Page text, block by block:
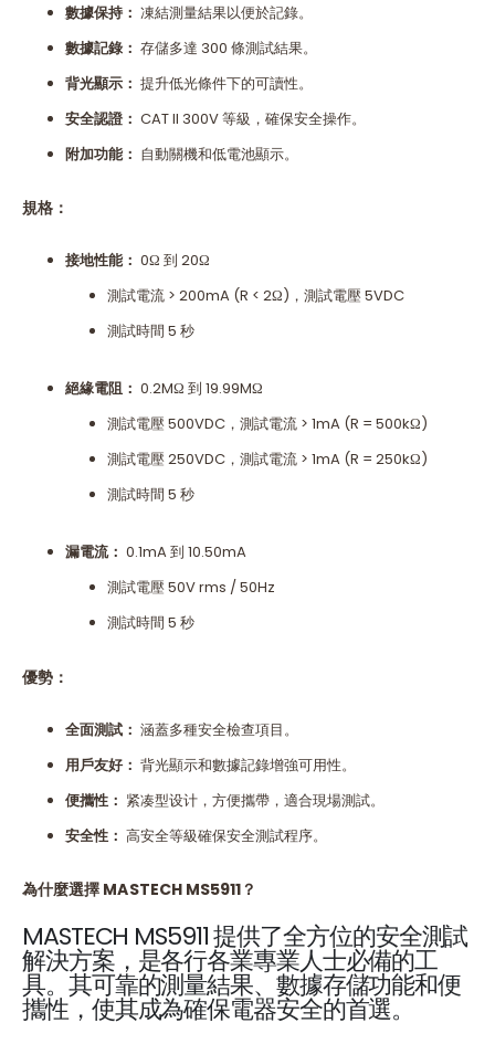
數據保持： 凍結測量結果以便於記錄。
數據記錄： 存儲多達 300 條測試結果。
背光顯示： 提升低光條件下的可讀性。
安全認證： CAT II 300V 等級，確保安全操作。
附加功能： 自動關機和低電池顯示。
規格：
接地性能： 0Ω 到 20Ω
測試電流 > 200mA (R < 2Ω)，測試電壓 5VDC
測試時間 5 秒
絕緣電阻： 0.2MΩ 到 19.99MΩ
測試電壓 500VDC，測試電流 > 1mA (R = 500kΩ)
測試電壓 250VDC，測試電流 > 1mA (R = 250kΩ)
測試時間 5 秒
漏電流： 0.1mA 到 10.50mA
測試電壓 50V rms / 50Hz
測試時間 5 秒
優勢：
全面測試： 涵蓋多種安全檢查項目。
用戶友好： 背光顯示和數據記錄增強可用性。
便攜性： 紧凑型设计，方便攜帶，適合現場測試。
安全性： 高安全等級確保安全測試程序。
為什麼選擇 MASTECH MS5911？
MASTECH MS5911 提供了全方位的安全測試
解決方案，是各行各業專業人士必備的工
具。其可靠的測量結果、數據存儲功能和便
攜性，使其成為確保電器安全的首選。